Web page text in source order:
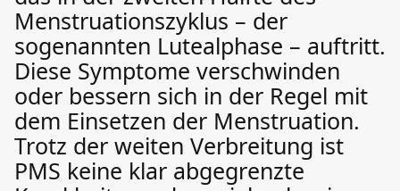
Menstruationszyklus – der
sogenannten Lutealphase – auftritt.
Diese Symptome verschwinden
oder bessern sich in der Regel mit
dem Einsetzen der Menstruation.
Trotz der weiten Verbreitung ist
PMS keine klar abgegrenzte